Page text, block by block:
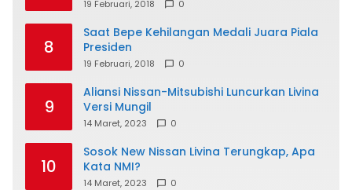
19 Februari, 2018 0
8
Saat Bepe Kehilangan Medali Juara Piala
Presiden
19 Februari, 2018 0
9
Aliansi Nissan-Mitsubishi Luncurkan Livina
Versi Mungil
14 Maret, 2023 0
10
Sosok New Nissan Livina Terungkap, Apa
Kata NMI?
14 Maret, 2023 0